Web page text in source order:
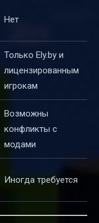
Нет
Только Ely.by и
лицензированным
игрокам
Возможны
конфликты с
модами
Иногда требуется